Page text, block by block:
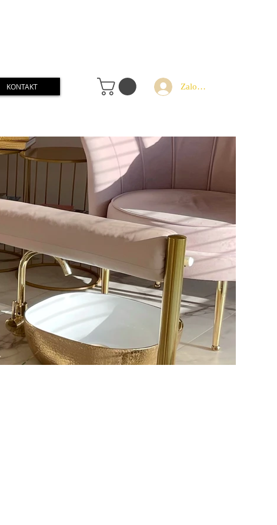
KONTAKT Zaloguj